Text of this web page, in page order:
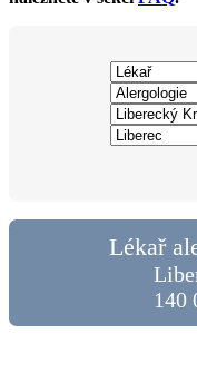
Lékař
140